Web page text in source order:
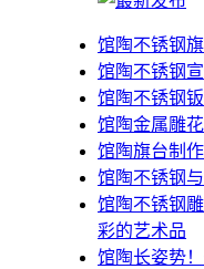
馆陶不锈钢
馆陶不锈钢
馆陶不锈钢
馆陶金属雕
馆陶旗台制
馆陶不锈钢
馆陶不锈钢
彩的艺术品
馆陶​长姿势